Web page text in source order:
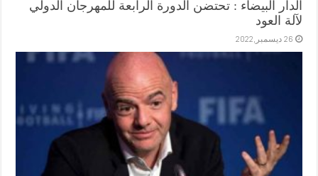
الدار البيضاء : تحتضن الدورة الرابعة للمهرجان الدولي
لآلة العود
26 ديسمبر,2022